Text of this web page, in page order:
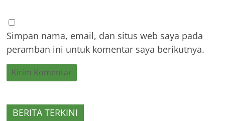
Simpan nama, email, dan situs web saya pada
peramban ini untuk komentar saya berikutnya.
BERITA TERKINI